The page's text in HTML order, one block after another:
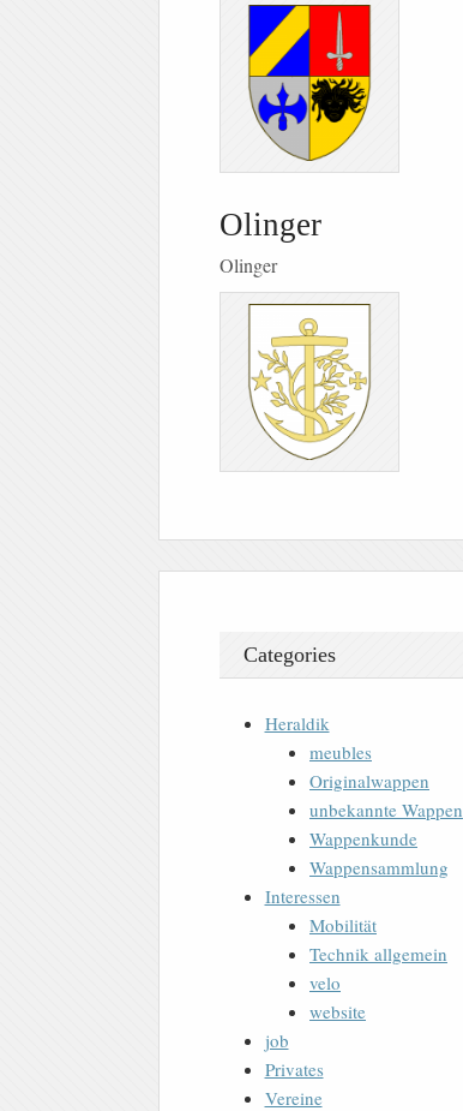
Olinger
Olinger
Categories
Heraldik
meubles
Originalwappen
unbekannte Wappen
Wappenkunde
Wappensammlung
Interessen
Mobilität
Technik allgemein
velo
website
job
Privates
Vereine